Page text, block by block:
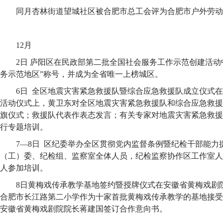
同月杏林街道望城社区被合肥市总工会评为合肥市户外劳
12月
2日 庐阳区在民政部第二批全国社会服务工作示范创建活
务示范地区”称号，并成为全省唯一上榜城区。
6日 全区地震灾害紧急救援队暨综合应急救援队成立仪式
活动仪式上，黄卫东对全区地震灾害紧急救援队和综合应急救
旗仪式；救援队代表作表态发言；有关专家对地震灾害紧急救
行专题培训。
7—8日 区纪委举办全区贯彻党内监督条例暨纪检干部能力
（工）委、纪检组、监察室全体人员，纪检监察协作区工作室
人参加培训。
8日黄梅戏传承教学基地签约暨授牌仪式在安徽省黄梅戏剧
合肥市长江路第二小学作为十家首批黄梅戏传承教学的基地接
安徽省黄梅戏剧院院长蒋建国签订合作意向书。